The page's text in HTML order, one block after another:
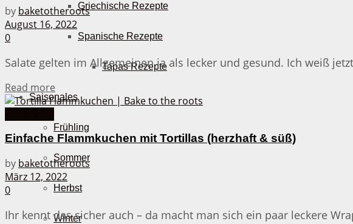
Griechische Rezepte
Spanische Rezepte
Tapas Rezepte
Saisonales
Frühling
Sommer
Herbst
Winter
by baketotheroots
August 16, 2022
0
Salate gelten im Allgemeinen ja als lecker und gesund. Ich weiß
Read more
Einfache Flammkuchen mit Tortillas (herzhaft & süß)
by baketotheroots
März 12, 2022
0
Ihr kennt das sicher auch – da macht man sich ein paar leckere